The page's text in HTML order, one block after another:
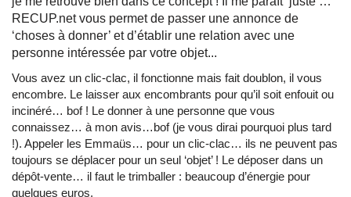
RECUP.net vous permet de passer une annonce de
‘choses à donner’ et d’établir une relation avec une
personne intéressée par votre objet...
Vous avez un clic-clac, il fonctionne mais fait doublon, il vous
encombre. Le laisser aux encombrants pour qu’il soit enfouit ou
incinéré… bof ! Le donner à une personne que vous
connaissez… à mon avis…bof (je vous dirai pourquoi plus tard
!). Appeler les Emmaüs… pour un clic-clac… ils ne peuvent pas
toujours se déplacer pour un seul ‘objet’ ! Le déposer dans un
dépôt-vente… il faut le trimballer : beaucoup d’énergie pour
quelques euros.